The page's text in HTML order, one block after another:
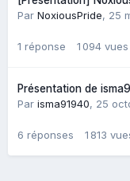
Par NoxiousPride, 25
1 réponse 1 094 vues
Présentation de
Par isma91940, 25
6 réponses 1 813